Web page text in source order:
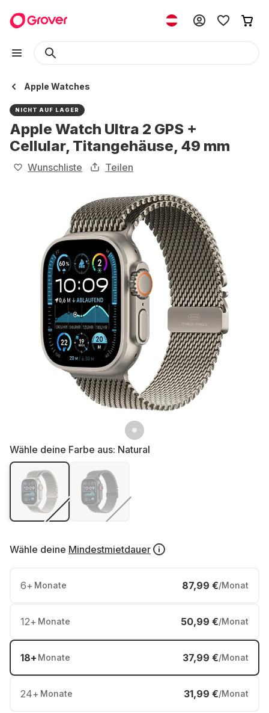
Apple Watches
NICHT AUF LAGER
Apple Watch Ultra 2 GPS +
Cellular, Titangehäuse, 49 mm
Wunschliste Teilen
Wähle deine Farbe aus: Natural
Wähle deine Mindestmietdauer
6+ Monate 87,99 €/Monat
12+ Monate 50,99 €/Monat
18+ Monate 37,99 €/Monat
24+ Monate 31,99 €/Monat